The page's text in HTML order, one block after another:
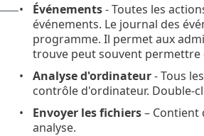
Événements- Toutes les
événements. Le journal des
programme. Il permet aux
trouve peut souvent
Analyse d'ordinateur- Tous
contrôle d'ordinateur. Double-
Envoyer les fichiers– Contient
analyse.